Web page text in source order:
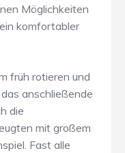
Möglichkeiten
komfortabler
früh rotieren und
anschließende
die
mit großem
Fast alle